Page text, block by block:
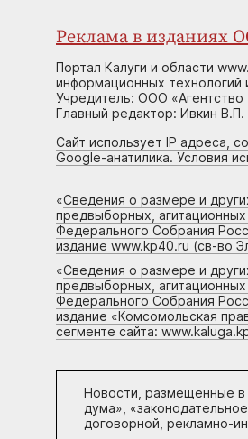
Реклама в изданиях
Портал Калуги и области
информационных
Учредитель: ООО «Агентство
Главный редактор: Ивкин В.П.
Сайт использует IP адреса,
Google-анатилика. Условия
«Сведения о размере и
предвыборных,
Федерального Собрания
издание www.kp40.ru (св-во
«Сведения о размере и
предвыборных,
Федерального Собрания
издание «Комсомольская
сегменте сайта:
Новости, размещенные в
дума»,
договорной, рекламно-